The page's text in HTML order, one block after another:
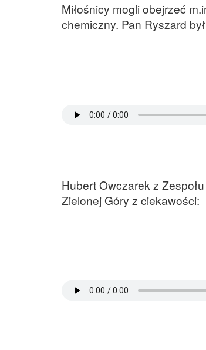
Miłośnicy mogli obejrzeć
chemiczny. Pan Ryszard
Hubert Owczarek z
Zielonej Góry z ciekawości: